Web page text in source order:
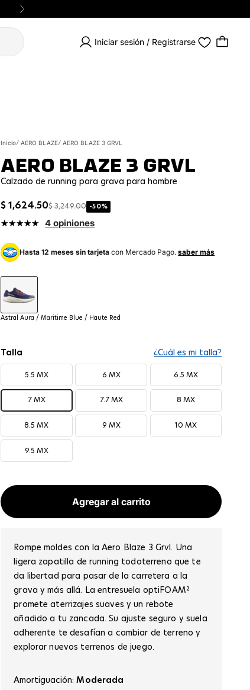
Siguiente
Iniciar sesión / Registrarse
Inicio AERO BLAZE AERO BLAZE 3 GRVL
AERO BLAZE 3 GRVL
Calzado de running para grava para hombre
Precio de oferta
$ 1,624.50PRECIO NORMAL
$ 3,249.00 -50%
4 opiniones
Hasta 12 meses sin tarjeta con Mercado Pago.saber más
Astral Aura / Maritime Blue / Haute Red
Talla ¿Cuál es mi talla?
5.5 MX 6 MX 6.5 MX
7 MX 7.7 MX 8 MX
8.5 MX 9 MX 10 MX
9.5 MX
Agregar al carrito
Rompe moldes con la Aero Blaze 3 Grvl. Una
ligera zapatilla de running todoterreno que te
da libertad para pasar de la carretera a la
grava y más allá. La entresuela optiFOAM²
promete aterrizajes suaves y un rebote
añadido a tu zancada. Su ajuste seguro y suela
adherente te desafían a cambiar de terreno y
explorar nuevos terrenos de juego.
Amortiguación: Moderada